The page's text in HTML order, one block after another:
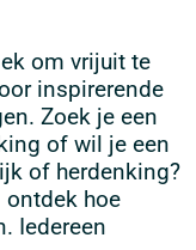
om vrijuit te
inspirerende
Zoek je een
of wil je een
of herdenking?
ontdek hoe
Iedereen